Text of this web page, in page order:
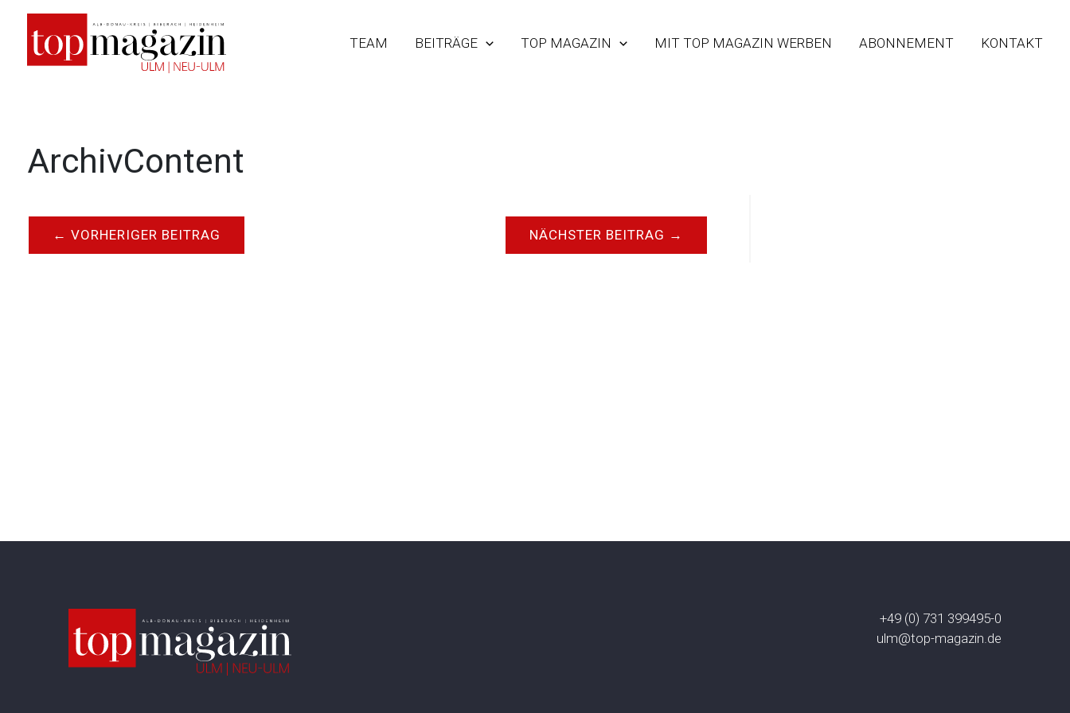
springen
TEAM BEITRÄGE TOP MAGAZIN MIT TOP MAGAZIN WERBEN ABONNEMENT KONTAKT
ArchivContent
← VORHERIGER BEITRAG NÄCHSTER BEITRAG →
+49 (0) 731 399495-0
ulm@top-magazin.de